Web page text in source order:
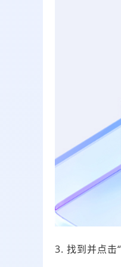
3. 找到并点击